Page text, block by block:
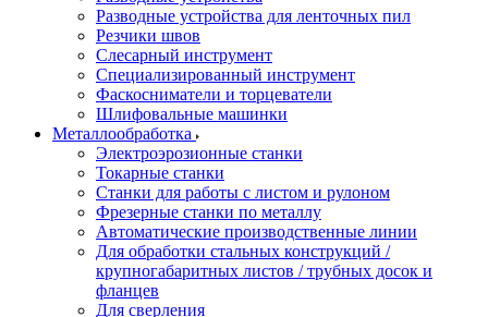
Разводные устройства для ленточных пил
Резчики швов
Слесарный инструмент
Специализированный инструмент
Фаскосниматели и торцеватели
Шлифовальные машинки
Металлообработка
Электроэрозионные станки
Токарные станки
Станки для работы с листом и рулоном
Фрезерные станки по металлу
Автоматические производственные линии
Для обработки стальных конструкций /
крупногабаритных листов / трубных досок и
фланцев
Для сверления